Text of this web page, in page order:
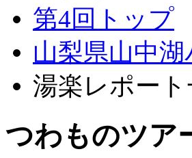
第4回トップ
山梨県山中
湯楽レポート
つわものツア